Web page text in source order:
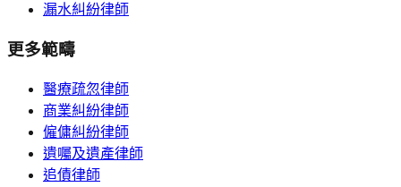
漏水糾紛律師
更多範疇
醫療疏忽律師
商業糾紛律師
僱傭糾紛律師
遺囑及遺產律師
追債律師